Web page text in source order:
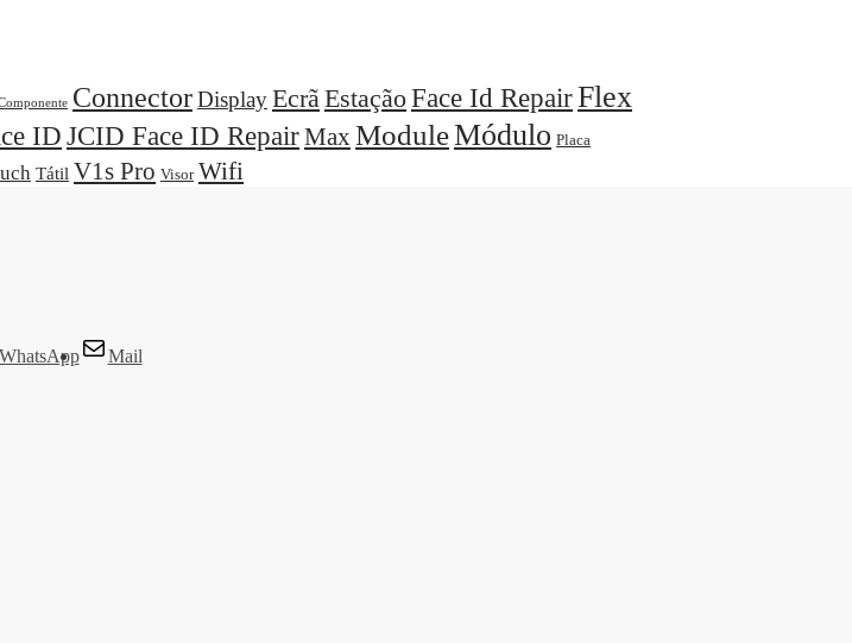
ConnectorDisplayEcrãEstaçãoFace Id RepairFlex
IDJCID Face ID RepairMaxModuleMódulo Placa
Tátil V1s Pro Visor Wifi
WhatsApp Mail